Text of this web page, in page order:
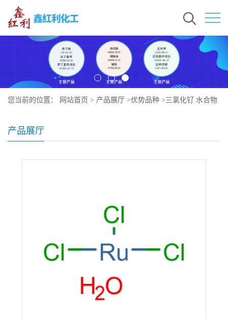
您当前的位置： 网站首页 > 产品展厅 >优势品种 >三氯化钌 水合物
产品展厅